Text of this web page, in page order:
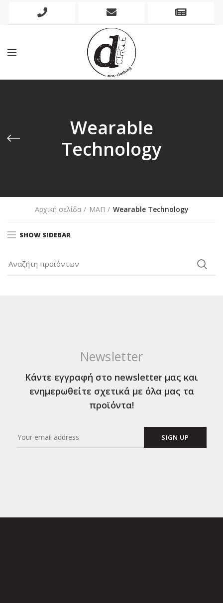
Phone
Mobile
Wearable
Technology
Αρχική σελίδα ΜΑΠ Wearable Technology
SHOW SIDEBAR
Newsletter
Κάντε εγγραφή στο newsletter μας και
ενημερωθείτε σχετικά με όλα μας τα
προϊόντα!